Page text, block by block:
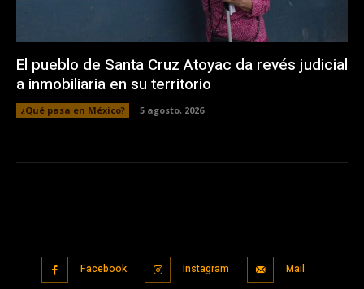
El pueblo de Santa Cruz Atoyac da revés judicial
a inmobiliaria en su territorio
¿Qué pasa en México? 5 agosto, 2026
Facebook Instagram Mail